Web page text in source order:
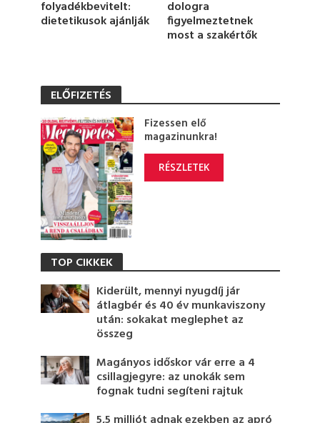
t
e
o
n
d
s
folyadékbevitelt:
dietetikusok ajánlják
dologra
figyelmeztetnek
most a szakértők
ELŐFIZETÉS
Fizessen elő
magazinunkra!
RÉSZLETEK
TOP CIKKEK
Kiderült, mennyi nyugdíj jár
átlagbér és 40 év munkaviszony
után: sokakat meglephet az
összeg
Magányos időskor vár erre a 4
csillagjegyre: az unokák sem
fognak tudni segíteni rajtuk